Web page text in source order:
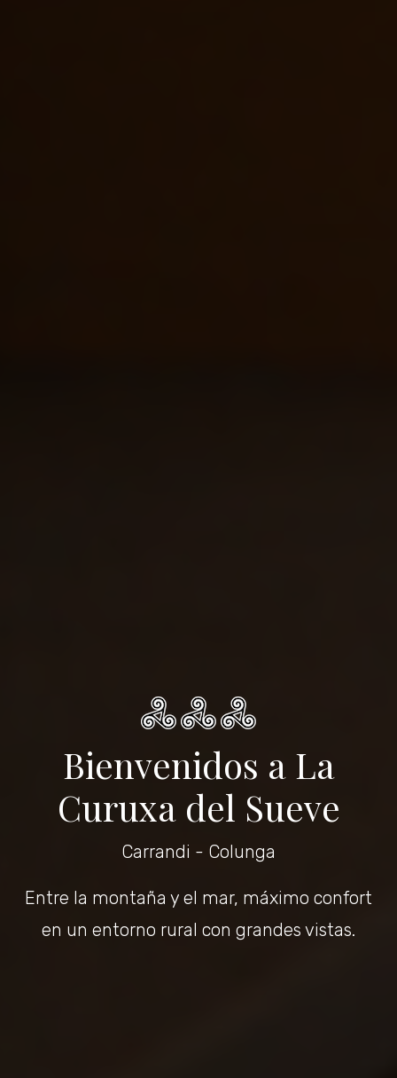
Bienvenidos a La
Curuxa del Sueve
Carrandi - Colunga
Entre la montaña y el mar, máximo confort
en un entorno rural con grandes vistas.